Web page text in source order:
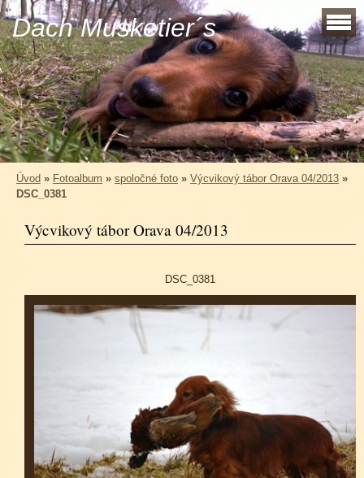
Dach Musketier´s
Úvod » Fotoalbum » spoločné foto » Výcvikový tábor Orava 04/2013 »
DSC_0381
Výcvikový tábor Orava 04/2013
DSC_0381